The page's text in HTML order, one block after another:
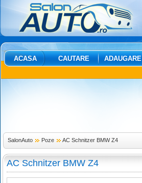
ACASA CAUTARE ADAUGARE
SalonAuto Poze AC Schnitzer BMW Z4
AC Schnitzer BMW Z4